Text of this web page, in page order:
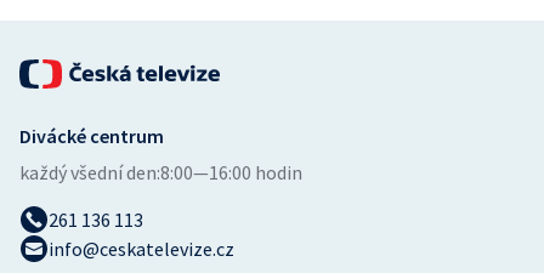
Ostatní
Divácké centrum
každý všední den:8:00—16:00 hodin
261 136 113
info@ceskatelevize.cz